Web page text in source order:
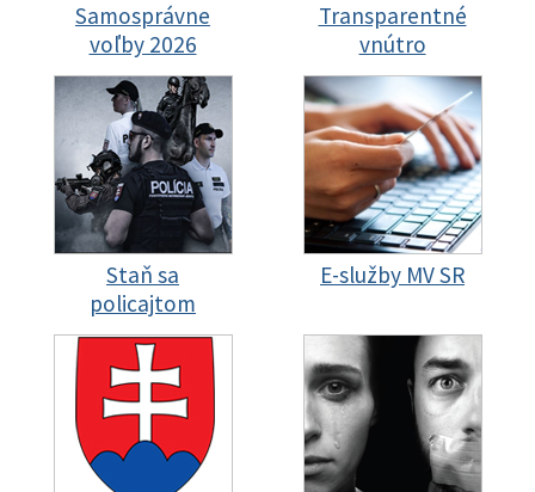
Samosprávne
voľby 2026
Transparentné
vnútro
Staň sa
policajtom
E-služby MV SR